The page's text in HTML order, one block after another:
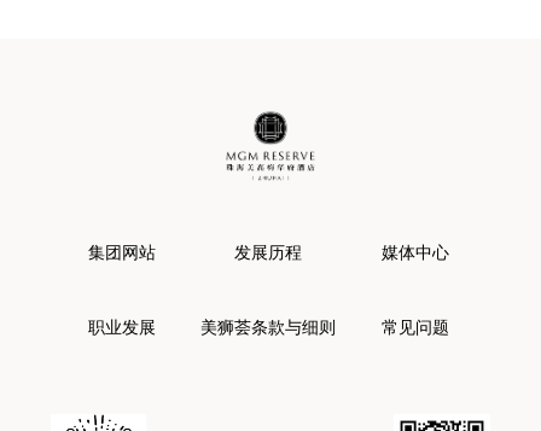
集团网站 发展历程 媒体中心
职业发展 美狮荟条款与细则 常见问题